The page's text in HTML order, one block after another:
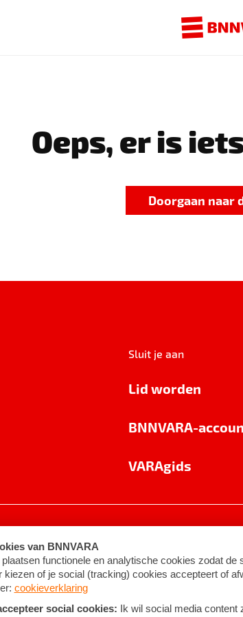
Oeps, er is
Doorgaan naar
Sluit je aan
Lid worden
BNNVARA-
VARAgids
Algemene voorwaarden ©2026